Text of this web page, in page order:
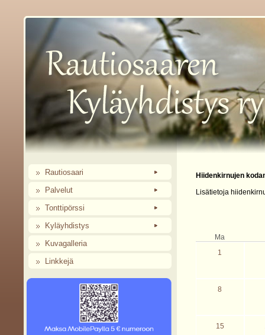
Hiidenkirnujen
Lisätietoja
Ma
1
8
15
Rautiosaari
Palvelut
Tonttipörssi
Kyläyhdistys
Kuvagalleria
Linkkejä